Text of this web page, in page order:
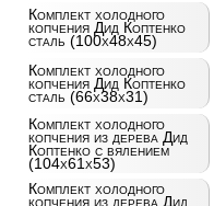
Комплект холодного
копчения Дид Коптенко
сталь (100х48х45)
Комплект холодного
копчения Дид Коптенко
сталь (66х38х31)
Комплект холодного
копчения из дерева Дид
Коптенко с вялением
(104х61х53)
Комплект холодного
копчения из дерева Дид